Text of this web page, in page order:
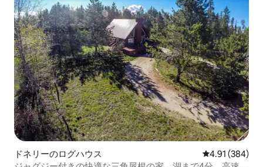
ドネリーのログハウス レビュー384
4.91 (384)